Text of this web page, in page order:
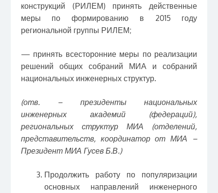
конструкций (РИЛЕМ) принять действенные
меры по формированию в 2015 году
региональной группы РИЛЕМ;
— принять всесторонние меры по реализации
решений общих собраний МИА и собраний
национальных инженерных структур.
(отв. – президенты национальных
инженерных академий (федераций),
региональных структур МИА (отделений,
представительств, координатор от МИА –
Президент МИА Гусев Б.В.)
Продолжить работу по популяризации
основных направлений инженерного